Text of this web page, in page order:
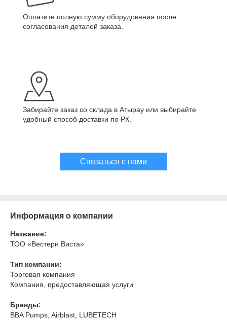
Оплатите полную сумму оборудования после
согласования деталей заказа.
Забирайте заказ со склада в Атырау или выбирайте
удобный способ доставки по РК.
Связаться с нами
Информация о компании
Название:
ТОО «Вестерн Виста»
Тип компании:
Торговая компания
Компания, предоставляющая услуги
Бренды:
BBA Pumps, Airblast, LUBETECH